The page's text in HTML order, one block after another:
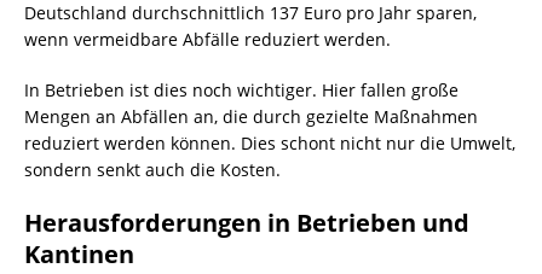
Deutschland durchschnittlich 137 Euro pro Jahr sparen,
wenn vermeidbare Abfälle reduziert werden.
In Betrieben ist dies noch wichtiger. Hier fallen große
Mengen an Abfällen an, die durch gezielte Maßnahmen
reduziert werden können. Dies schont nicht nur die Umwelt,
sondern senkt auch die Kosten.
Herausforderungen in Betrieben und
Kantinen